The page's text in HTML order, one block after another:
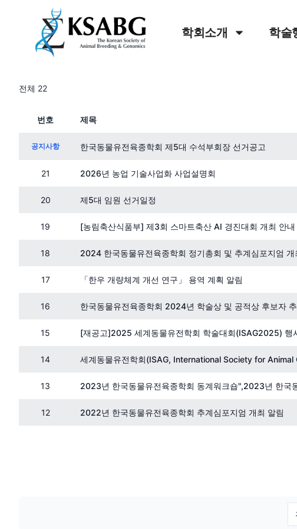
학회소개 학술
전체 22
번호 제목
공지사항 한국동물유전육종학회 제5대 수석부회장 선거공고
21 2026년 농업 기술사업화 사업설명회
20 제5대 임원 선거일정
19 [농림축산식품부] 제3회 스마트축산 AI 경진대회 개최 안내
18 2024 한국동물유전육종학회 정기총회 및 추계심포지엄 개
17 「한우 개량체계 개선 연구」 용역 계획 알림
16 한국동물유전육종학회 2024년 학술상 및 공적상 후보자
15 [재공고]2025 세계동물유전학회 학술대회(ISAG2025) 행
14 세계동물유전학회(ISAG, International Society for
13 2023년 한국동물유전육종학회 동계워크숍",2023년 한국
12 2022년 한국동물유전육종학회 추계심포지엄 개최 알림